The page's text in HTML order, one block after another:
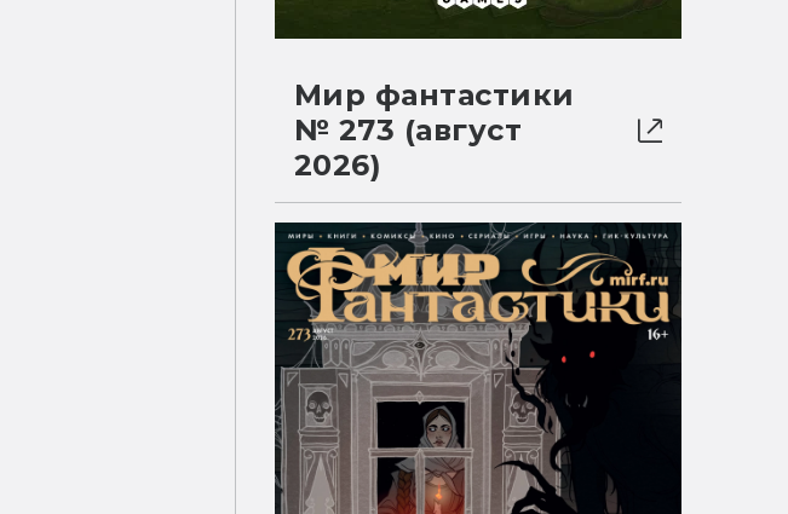
Мир фантастики
№ 273 (август
2026)